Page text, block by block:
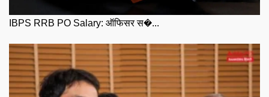
IBPS RRB PO Salary: ऑफिसर स�...